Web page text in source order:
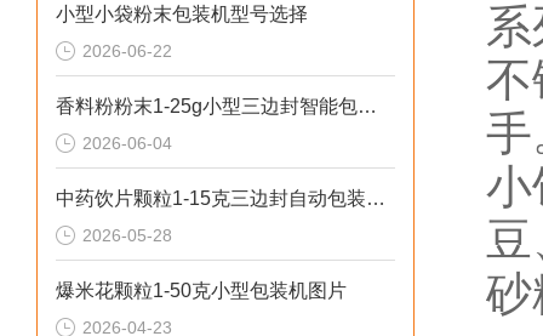
小型小袋粉末包装机型号选择
2026-06-22
香料粉粉末1-25g小型三边封智能包装机操作简单
2026-06-04
中药饮片颗粒1-15克三边封自动包装机性价比高
2026-05-28
爆米花颗粒1-50克小型包装机图片
2026-04-23
手
小
砂